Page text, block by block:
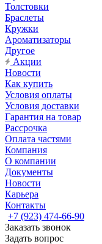
Толстовки
Браслеты
Кружки
Ароматизаторы
Другое
Акции
Новости
Как купить
Условия оплаты
Условия доставки
Гарантия на товар
Рассрочка
Оплата частями
Компания
О компании
Документы
Новости
Карьера
Контакты
+7 (923) 474-66-90
Заказать звонок
Задать вопрос